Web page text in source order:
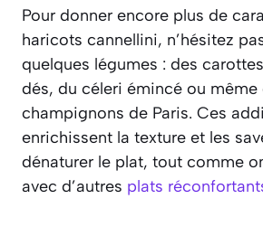
Pour donner encore plus de
haricots cannellini, n’hésitez
quelques légumes : des
dés, du céleri émincé ou même
champignons de Paris. Ces
enrichissent la texture et les
dénaturer le plat, tout comme
avec d’autres plats